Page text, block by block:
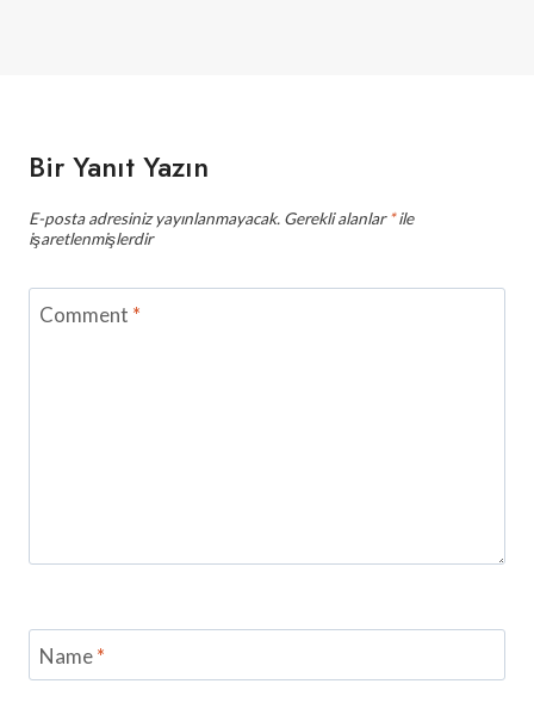
Bir Yanıt Yazın
E-posta adresiniz yayınlanmayacak. Gerekli alanlar*ile
işaretlenmişlerdir
Comment *
Name*